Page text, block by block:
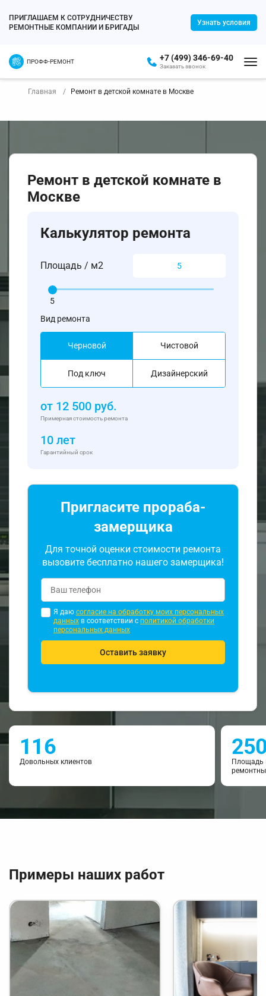
ПРИГЛАШАЕМ К СОТРУДНИЧЕСТВУ
РЕМОНТНЫЕ КОМПАНИИ И БРИГАДЫ
Узнать условия
ПРОФФ-РЕМОНТ +7 (499) 346-69-40
Заказать звонок
Главная Ремонт в детской комнате в Москве
Ремонт в детской комнате в
Москве
Калькулятор ремонта
Площадь / м2
5
Вид ремонта
Черновой Чистовой
Под ключ Дизайнерский
от 12 500 руб.
Примерная стоимость ремонта
10 лет
Гарантийный срок
Пригласите прораба-
замерщика
Для точной оценки стоимости ремонта
вызовите бесплатно нашего замерщика!
Я даю согласие на обработку моих персональных
данных в соответствии с политикой обработки
персональных данных
Оставить заявку
116
Довольных клиентов
Площадь
Примеры наших работ